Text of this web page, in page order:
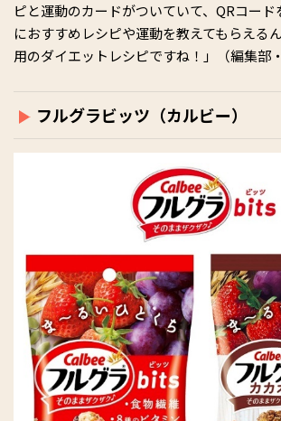
ピと運動のカードがついていて、QRコー
におすすめレシピや運動を教えてもらえる
用のダイエットレシピですね！」（編集部・
フルグラビッツ（カルビー）